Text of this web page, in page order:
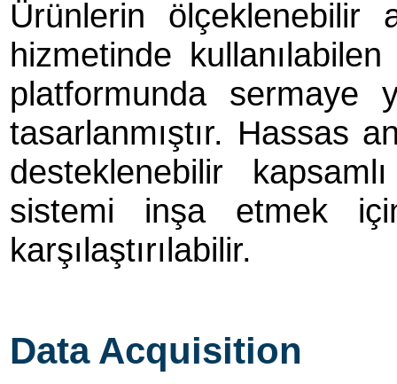
Ürünlerin
hizmetinde
platformunda sermaye
tasarlanmıştır. Hassas
desteklenebilir
sistemi inşa etmek
karşılaştırılabilir.
Data Acquisition